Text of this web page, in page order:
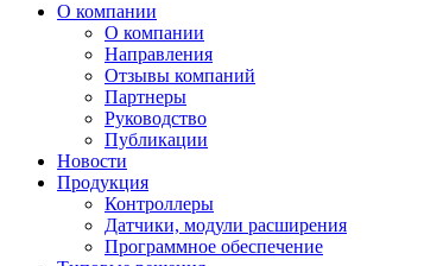
О компании
О компании
Направления
Отзывы компаний
Партнеры
Руководство
Публикации
Новости
Продукция
Контроллеры
Датчики, модули расширения
Программное обеспечение